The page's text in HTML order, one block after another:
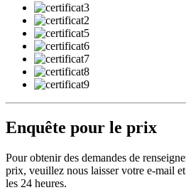
Enquête pour le prix
Pour obtenir des demandes de
prix, veuillez nous laisser votre e-mail
les 24 heures.